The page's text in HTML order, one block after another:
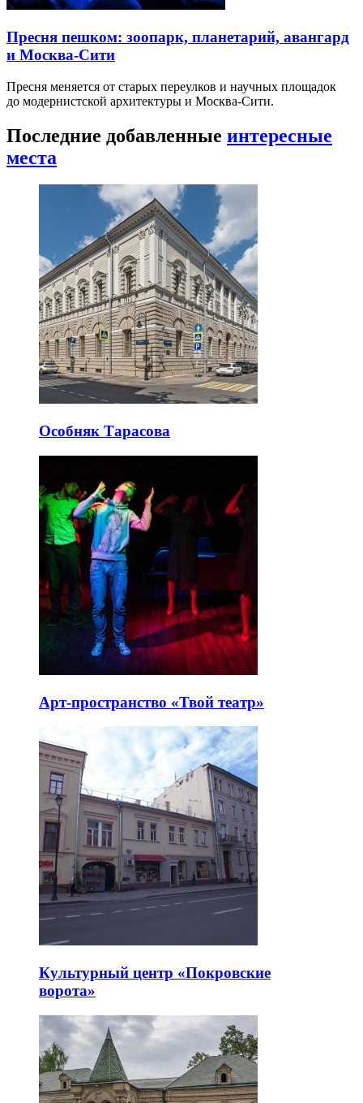
Пресня пешком: зоопарк, планетарий, авангард
и Москва-Сити
Пресня меняется от старых переулков и научных площадок
до модернистской архитектуры и Москва-Сити.
Последние добавленные интересные
места
Особняк Тарасова
Арт-пространство «Твой театр»
Культурный центр «Покровские
ворота»